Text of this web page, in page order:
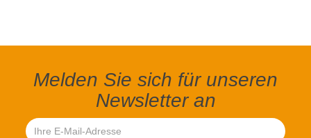
Melden Sie sich für unseren
Newsletter an